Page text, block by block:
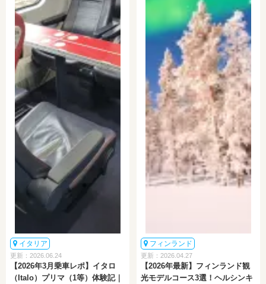
イタリア
更新：2026.06.24
【2026年3月乗車レポ】イタロ
（Italo）プリマ（1等）体験記｜
フィンランド
更新：2026.04.27
【2026年最新】フィンランド観
光モデルコース3選！ヘルシンキ